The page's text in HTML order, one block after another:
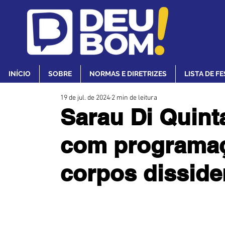
INÍCIO SOBRE NORMAS E DIRETRIZES LISTA DE
Sarau Di
com
corpos
19 de jul. de 2024 2 min de leitura